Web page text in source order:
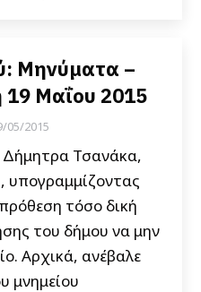
Μηνύματα –
19 Μαΐου 2015
05/2015
Τσανάκα,
υπογραμμίζοντας
τόσο δική
του δήμου να μην
Αρχικά, ανέβαλε
μνημείου